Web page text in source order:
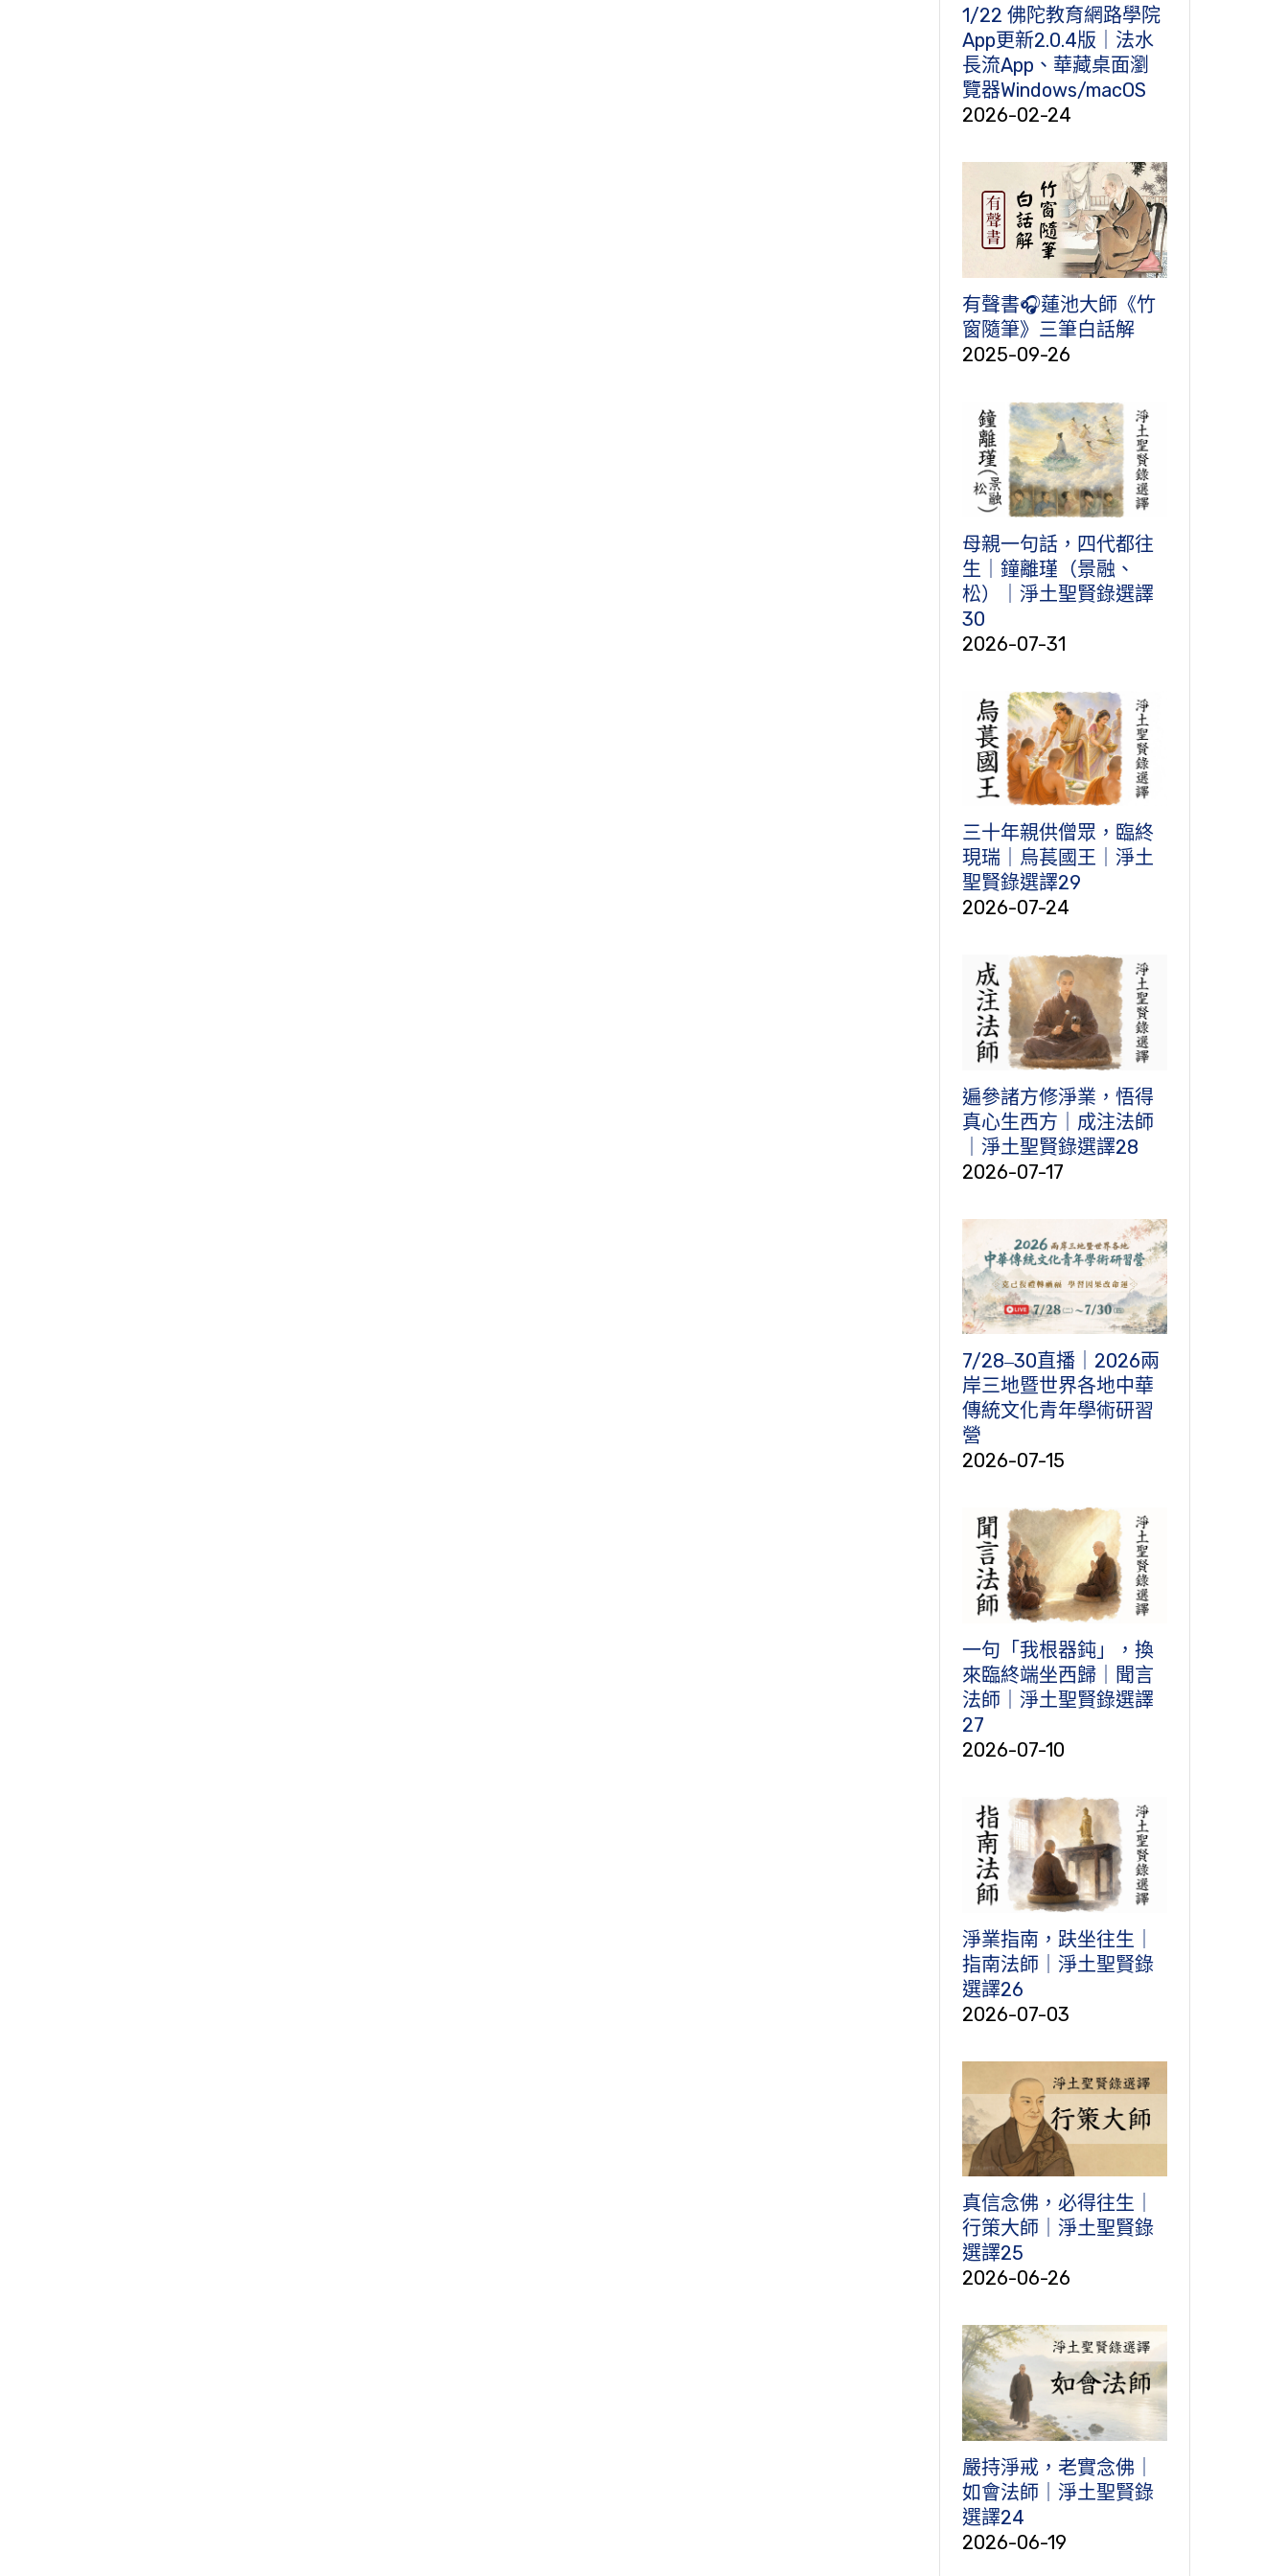
1/22 佛陀教育網路學院
App更新2.0.4版｜法水
長流App、華藏桌面瀏
覽器Windows/macOS
2026-02-24
有聲書🎧蓮池大師《竹
窗隨筆》三筆白話解
2025-09-26
母親一句話，四代都往
生｜鐘離瑾（景融、
松）｜淨土聖賢錄選譯
30
2026-07-31
三十年親供僧眾，臨終
現瑞｜烏萇國王｜淨土
聖賢錄選譯29
2026-07-24
遍參諸方修淨業，悟得
真心生西方｜成注法師
｜淨土聖賢錄選譯28
2026-07-17
7/28‒30直播｜2026兩
岸三地暨世界各地中華
傳統文化青年學術研習
營
2026-07-15
一句「我根器鈍」，換
來臨終端坐西歸｜聞言
法師｜淨土聖賢錄選譯
27
2026-07-10
淨業指南，趺坐往生｜
指南法師｜淨土聖賢錄
選譯26
2026-07-03
真信念佛，必得往生｜
行策大師｜淨土聖賢錄
選譯25
2026-06-26
嚴持淨戒，老實念佛｜
如會法師｜淨土聖賢錄
選譯24
2026-06-19